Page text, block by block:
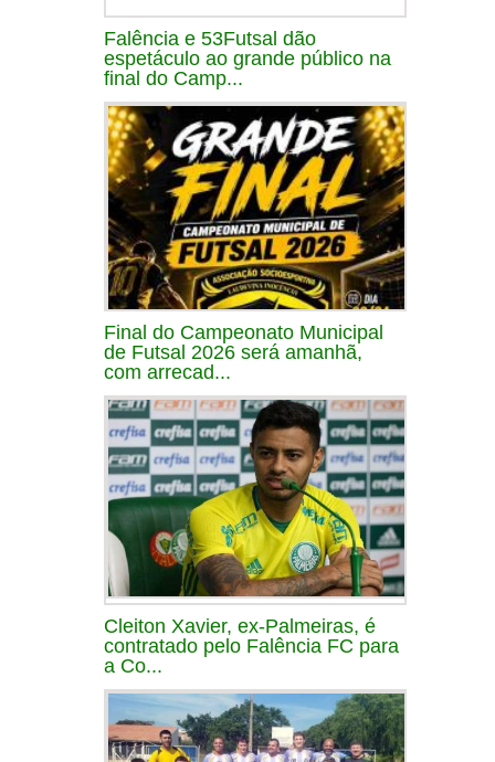
Falência e 53Futsal dão
espetáculo ao grande público na
final do Camp...
Final do Campeonato Municipal
de Futsal 2026 será amanhã,
com arrecad...
Cleiton Xavier, ex-Palmeiras, é
contratado pelo Falência FC para
a Co...